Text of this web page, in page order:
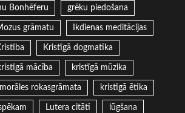
Bonhēferu grēku piedošana
grāmatu Ikdienas meditācijas
Kristīgā dogmatika
mācība kristīgā mūzika
rokasgrāmata kristīgā ētika
Lutera citāti lūgšana